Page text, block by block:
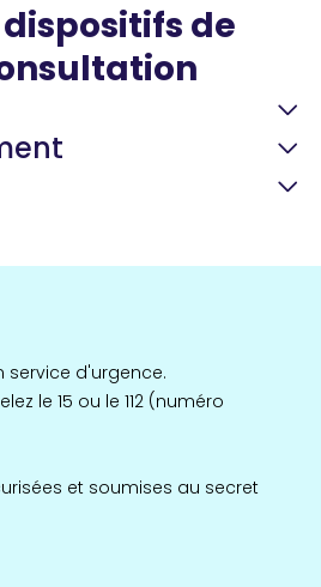
de
de-France
de santé
d'Armor
de santé
service d'urgence.
le 15 ou le 112 (numéro
et soumises au secret